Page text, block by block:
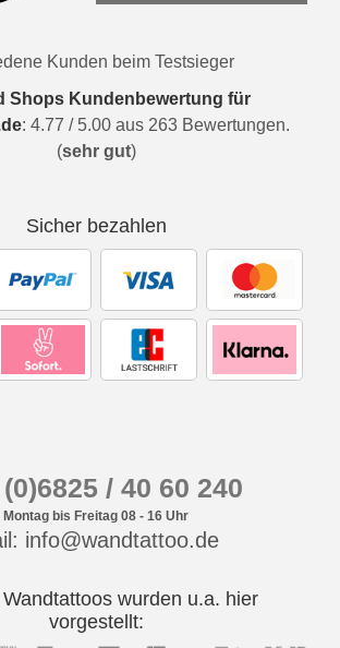
Kunden beim Testsieger
Shops Kundenbewertung für
: 4.77 / 5.00 aus 263 Bewertungen.
(sehr gut)
Sicher bezahlen
/ 40 60 240
Montag bis Freitag 08 - 16 Uhr
info@wandtattoo.de
wurden u.a. hier
vorgestellt: